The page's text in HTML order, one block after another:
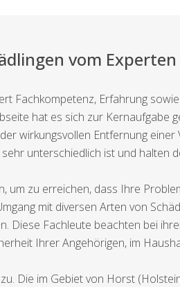
vom Experten
Fachkompetenz, Erfahrung
hat es sich zur Kernaufgabe
wirkungsvollen Entfernung einer
unterschiedlich ist und halten
zu erreichen, dass Ihre
mit diversen Arten von
Diese Fachleute beachten bei
Ihrer Angehörigen, im
Die im Gebiet von Horst